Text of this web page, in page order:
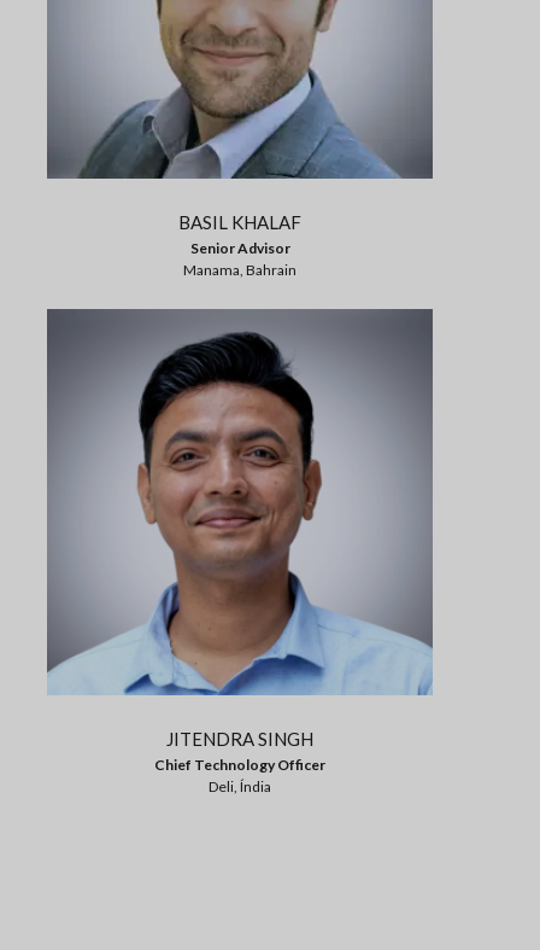
BASIL KHALAF
Senior Advisor
Manama, Bahrain
JITENDRA SINGH
Chief Technology Officer
Deli, Índia